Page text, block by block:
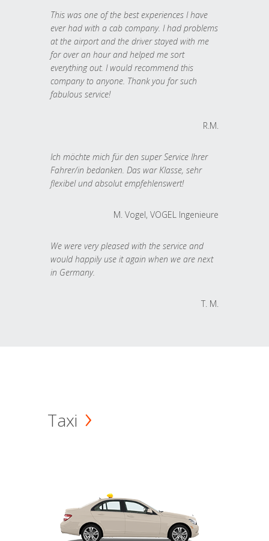
This was one of the best experiences I have
ever had with a cab company. I had problems
at the airport and the driver stayed with me
for over an hour and helped me sort
everything out. I would recommend this
company to anyone. Thank you for such
fabulous service!
R.M.
Ich möchte mich für den super Service Ihrer
Fahrer/in bedanken. Das war Klasse, sehr
flexibel und absolut empfehlenswert!
M. Vogel, VOGEL Ingenieure
We were very pleased with the service and
would happily use it again when we are next
in Germany.
T. M.
Taxi